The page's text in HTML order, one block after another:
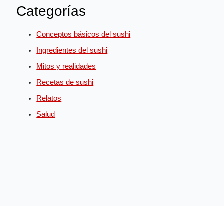
Categorías
Conceptos básicos del sushi
Ingredientes del sushi
Mitos y realidades
Recetas de sushi
Relatos
Salud